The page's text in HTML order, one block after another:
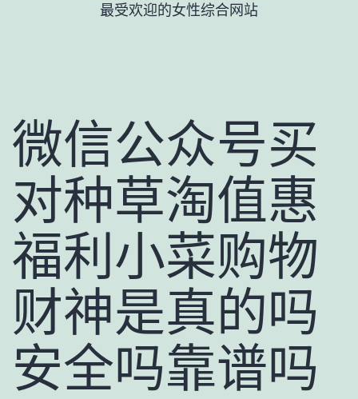
最受欢迎的女性综合网站
微信公众号买
对种草淘值惠
福利小菜购物
财神是真的吗
安全吗靠谱吗